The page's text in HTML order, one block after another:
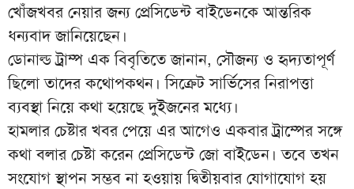
খোঁজখবর নেয়ার জন্য প্রেসিডেন্ট বাইডেনকে আন্তরিক
ধন্যবাদ জানিয়েছেন।
ডোনাল্ড ট্রাম্প এক বিবৃতিতে জানান, সৌজন্য ও হৃদ্যতাপূর্ণ
ছিলো তাদের কথোপকথন। সিক্রেট সার্ভিসের নিরাপত্তা
ব্যবস্থা নিয়ে কথা হয়েছে দুইজনের মধ্যে।
হামলার চেষ্টার খবর পেয়ে এর আগেও একবার ট্রাম্পের সঙ্গে
কথা বলার চেষ্টা করেন প্রেসিডেন্ট জো বাইডেন। তবে তখন
সংযোগ স্থাপন সম্ভব না হওয়ায় দ্বিতীয়বার যোগাযোগ হয়